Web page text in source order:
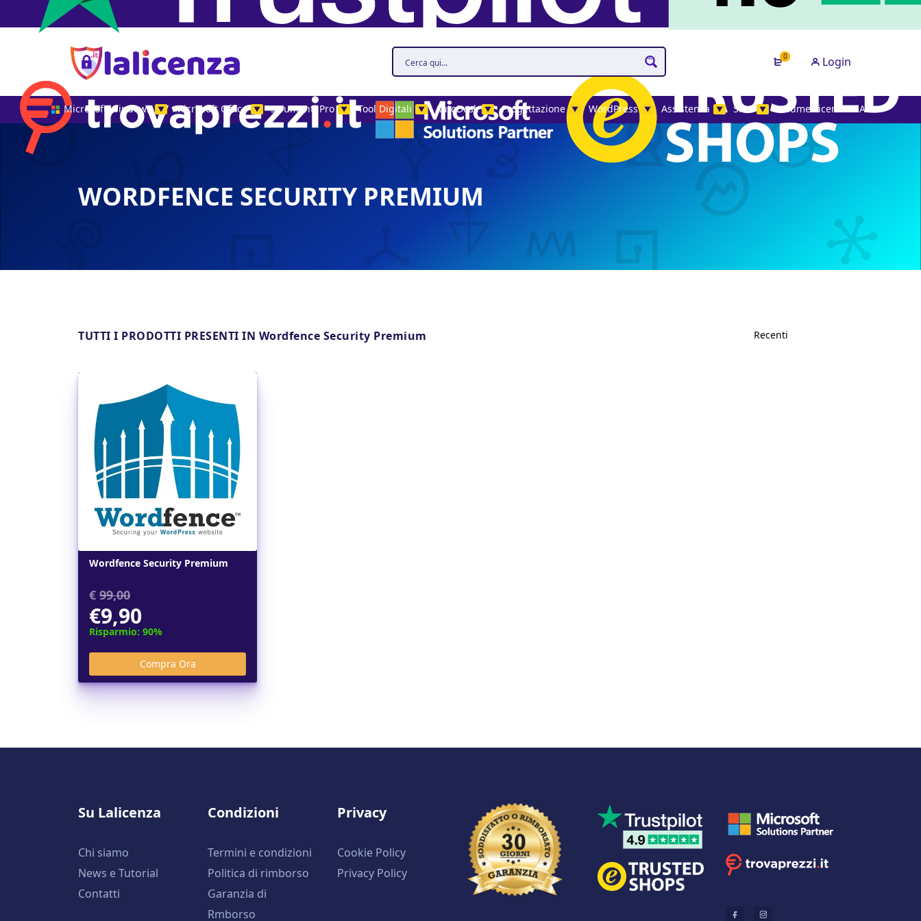
0 Login
Microsoft Windows ▼ Microsoft Office ▼ Strumenti Pro ▼ Tool Digitali ▼ AutoDesk ▼ Progettazione ▼ WordPress ▼ Assistenza ▼ SMS ▼ Volume License MAK
WORDFENCE SECURITY PREMIUM
TUTTI I PRODOTTI PRESENTI IN Wordfence Security Premium
Dettagli
Wordfence Security Premium
€ 99,00
€9,90
Risparmio: 90%
Su Lalicenza
Chi siamo
News e Tutorial
Contatti
Condizioni
Termini e condizioni
Politica di rimborso
Garanzia di
Rmborso
Privacy
Cookie Policy
Privacy Policy